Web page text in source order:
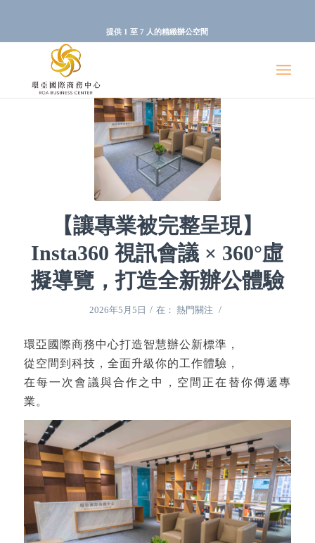
提供 1 至 7 人的精緻辦公空間
【讓專業被完整呈現】
Insta360 視訊會議 × 360°虛
擬導覽，打造全新辦公體驗
2026年5月5日 / 在：熱門關注 /
環亞國際商務中心打造智慧辦公新標準，
從空間到科技，全面升級你的工作體驗，
在每一次會議與合作之中，空間正在替你傳遞專
業。